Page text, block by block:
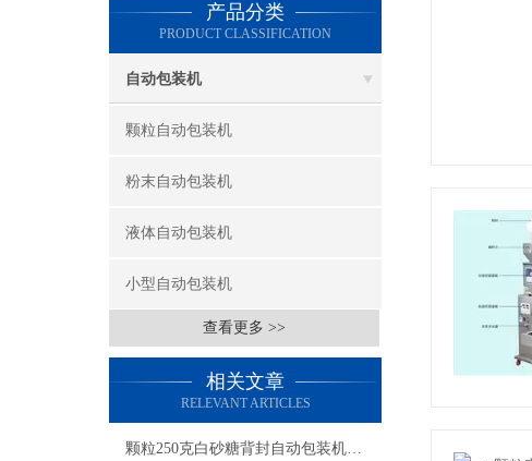
产品分类
PRODUCT CLASSIFICATION
自动包装机
颗粒自动包装机
粉末自动包装机
液体自动包装机
小型自动包装机
查看更多 >>
相关文章
RELEVANT ARTICLES
颗粒250克白砂糖背封自动包装机操作简单